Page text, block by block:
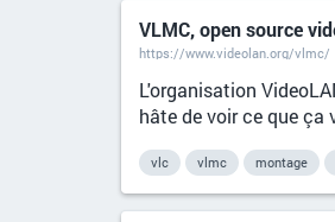
VLMC, open source
https://www.videolan.org/vlmc/
L'organisation
hâte de voir ce que ça
vlc vlmc montage